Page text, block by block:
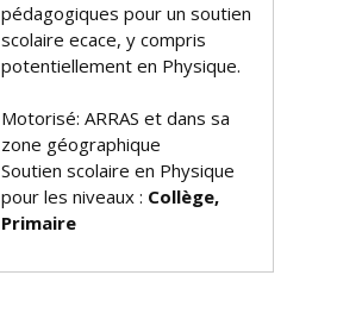
pédagogiques pour un soutien
scolaire efficace, y compris
potentiellement en Physique.
Motorisé: ARRAS et dans sa
zone géographique
Soutien scolaire en Physique
pour les niveaux : Collège,
Primaire